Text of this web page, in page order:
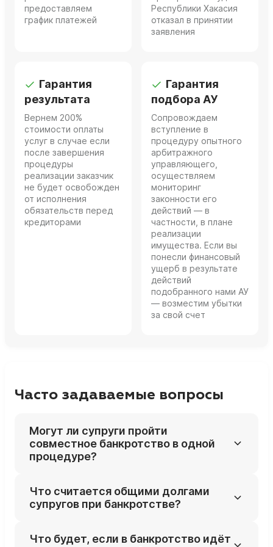
предоставляем
график платежей
Республики Хакасия
отказал в принятии
заявления
Гарантия
результата
Вернем 200%
стоимости оплаты
услуг в случае если
после завершения
процедуры
реализации заказчик
не будет освобожден
от исполнения
обязательств перед
кредиторами
Гарантия
подбора АУ
Сопровождаем
вступление в
процедуру опытного
арбитражного
управляющего,
осуществляем
мониторинг
законности его
действий — в
частности, в плане
реализации
имущества. Если вы
понесли финансовый
ущерб в результате
действий
подобранного нами АУ
— возместим убытки
за свой счет
Часто задаваемые вопросы
Могут ли супруги пройти
совместное банкротство в одной
процедуре?
банкротстве мужа и жены, если долги
возникли в браке, есть общие кредиторы и
упрощает рассмотрение дела и позволяет
Что считается общими долгами
супругов при банкротстве?
интересах семьи: кредиты на ремонт,
Что будет, если в банкротство идёт